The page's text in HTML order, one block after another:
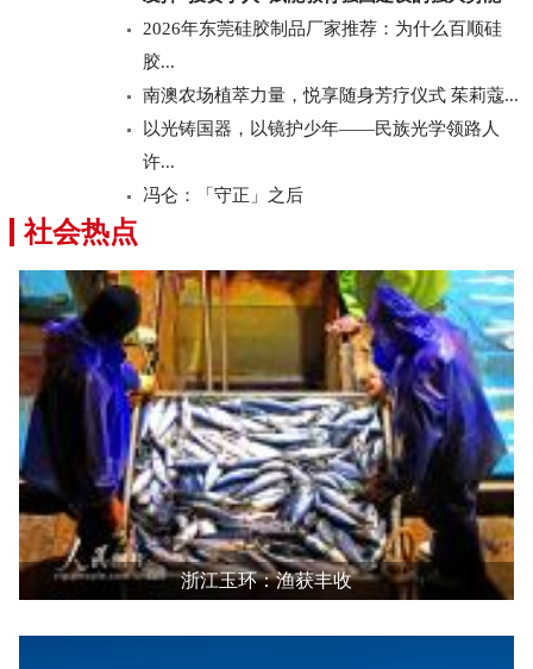
2026年东莞硅胶制品厂家推荐：为什么百顺硅
胶...
南澳农场植萃力量，悦享随身芳疗仪式 茱莉蔻...
以光铸国器，以镜护少年——民族光学领路人
许...
冯仑：「守正」之后
社会热点
浙江玉环：渔获丰收